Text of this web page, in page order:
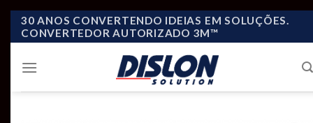
Skip
30 ANOS CONVERTENDO IDEIAS EM SOLUÇÕES.
CONVERTEDOR AUTORIZADO 3M™